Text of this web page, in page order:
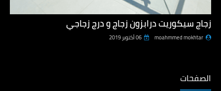
زجاج سيكوريت درابزون زجاج و درج زجاجي
moahmmed mokhtar 06 أكتوبر 2019
الصفحات